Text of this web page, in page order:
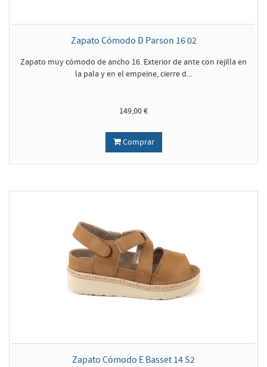
Zapato Cómodo D Parson 16 02
Zapato muy cómodo de ancho 16. Exterior de ante con rejilla en
la pala y en el empeine, cierre d...
149,00 €
Comprar
Zapato Cómodo E Basset 14 S2